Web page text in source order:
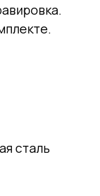
сталь